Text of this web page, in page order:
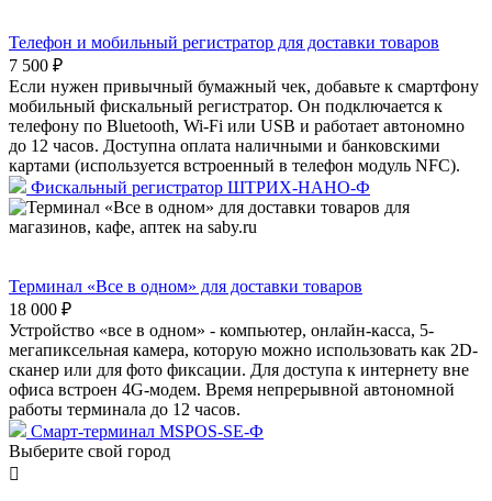
Телефон и мобильный регистратор для доставки товаров
7 500 ₽
Если нужен привычный бумажный чек, добавьте к смартфону
мобильный фискальный регистратор. Он подключается к
телефону по Bluetooth, Wi-Fi или USB и работает автономно
до 12 часов. Доступна оплата наличными и банковскими
картами (используется встроенный в телефон модуль NFC).
Фискальный регистратор ШТРИХ-НАНО-Ф
Терминал «Все в одном» для доставки товаров
18 000 ₽
Устройство «все в одном» - компьютер, онлайн-касса, 5-
мегапиксельная камера, которую можно использовать как 2D-
сканер или для фото фиксации. Для доступа к интернету вне
офиса встроен 4G-модем. Время непрерывной автономной
работы терминала до 12 часов.
Смарт-терминал MSPOS-SE-Ф
Выберите свой город
